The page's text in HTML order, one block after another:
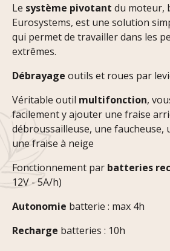
Le système pivotant du moteur,
Eurosystems, est une solution
qui permet de travailler dans les
extrêmes.
Débrayage outils et roues par
Véritable outil multifonction,
facilement y ajouter une fraise
débroussailleuse, une faucheuse,
une fraise à neige
Fonctionnement par batteries
12V - 5A/h)
Autonomie batterie : max 4h
Recharge batteries : 10h